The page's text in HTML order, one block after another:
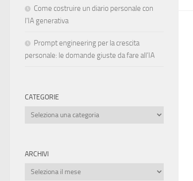
Come costruire un diario personale con
l’IA generativa
Prompt engineering per la crescita
personale: le domande giuste da fare all’IA
CATEGORIE
Categorie
ARCHIVI
Archivi